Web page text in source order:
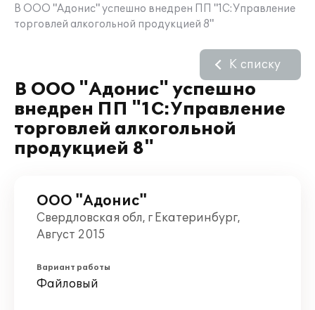
В ООО "Адонис" успешно внедрен ПП "1С:Управление
торговлей алкогольной продукцией 8"
В ООО "Адонис" успешно
внедрен ПП "1С:Управление
торговлей алкогольной
продукцией 8"
К списку
ООО "Адонис"
Свердловская обл, г Екатеринбург,
Август 2015
Вариант работы
Файловый